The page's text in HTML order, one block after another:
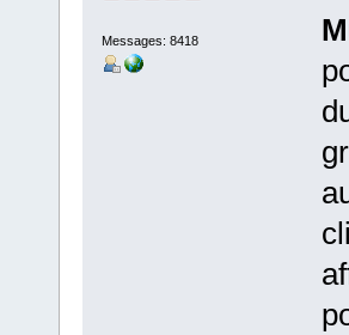
Messages: 8418